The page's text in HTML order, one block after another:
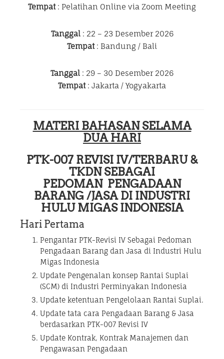
Tempat: Pelatihan Online via Zoom Meeting
Tanggal: 22 – 23 Desember 2026
Tempat: Bandung / Bali
Tanggal : 29 – 30 Desember 2026
Tempat: Jakarta / Yogyakarta
MATERI BAHASAN SELAMA
DUA HARI
PTK-007 REVISI IV/TERBARU &
TKDN SEBAGAI
PEDOMAN PENGADAAN
BARANG /JASA DI INDUSTRI
HULU MIGAS INDONESIA
Hari Pertama
Pengantar PTK-Revisi IV Sebagai Pedoman
Pengadaan Barang dan Jasa di Industri Hulu
Migas Indonesia
Update Pengenalan konsep Rantai Suplai
(SCM) di Industri Perminyakan Indonesia
Update ketentuan Pengelolaan Rantai Suplai.
Update tata cara Pengadaan Barang & Jasa
berdasarkan PTK-007 Revisi IV
Update Kontrak, Kontrak Manajemen dan
Pengawasan Pengadaan